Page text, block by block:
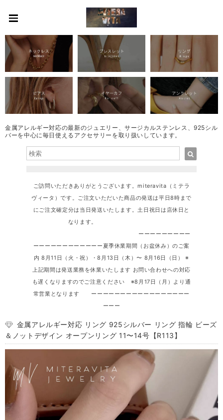
金属アレルギー対応の最新のジュエリー、サージカルステンレス、925シル
バーを中心に毎日使えるアクセサリーを取り扱いしています。
ご訪問いただきありがとうございます。miteravita（ミテラ
ヴィータ）です。ご注文いただいた商品の発送は平日8時まで
にご注文確定分は当日発送いたします。土日祝日は店休日と
なります。
ーーーーーーーーー
ーーーーーーーーーーーー夏季休業期間（お盆休み）のご案
内 8月11日（火・祝）・8月13日（木）〜 8月16日（日） ※
上記期間は発送業務を休業いたします お問い合わせへの対応
も遅くなりますのでご注意ください ※8月17日（月）より通
常営業となります ーーーーーーーーーーーーーーーーー
ーーー
金属アレルギー対応 リング 925シルバー リング 指輪 ビーズ
＆ノットデザイン オープンリング 11〜14号【R113】